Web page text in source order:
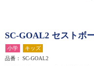
SC-GOAL2 セストボ
小学
キッズ
品番：
SC-GOAL2